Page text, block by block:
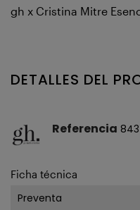
gh x Cristina Mitre
DETALLES DEL
Referencia
Ficha técnica
Preventa